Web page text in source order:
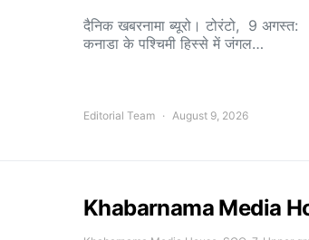
दैनिक खबरनामा ब्यूरो। टोरंटो, 9 अगस्त:
कनाडा के पश्चिमी हिस्से में जंगल…
Editorial Team August 9, 2026
Khabarnama Media